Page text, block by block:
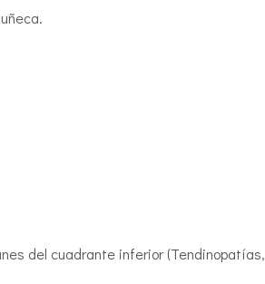
del cuadrante inferior (Tendinopatías,